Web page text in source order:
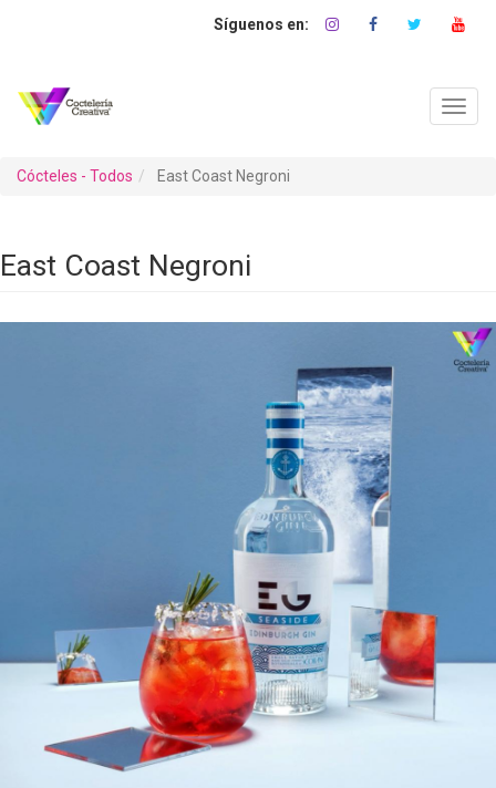
Cócteles - Todos East Coast Negroni
East Coast Negroni